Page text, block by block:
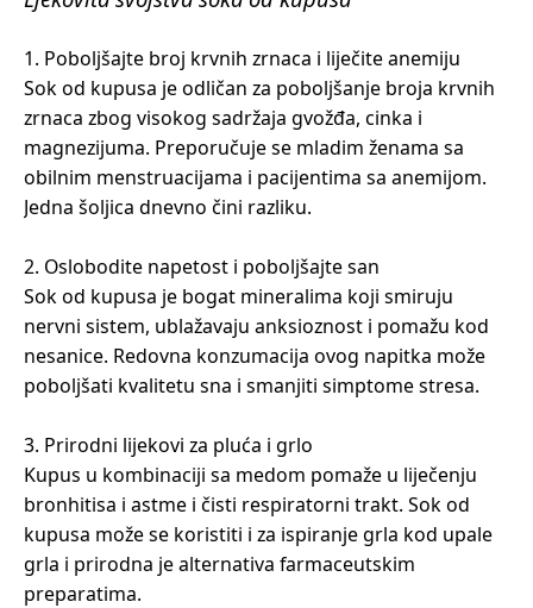
1. Poboljšajte broj krvnih zrnaca i liječite anemiju
Sok od kupusa je odličan za poboljšanje broja krvnih
zrnaca zbog visokog sadržaja gvožđa, cinka i
magnezijuma. Preporučuje se mladim ženama sa
obilnim menstruacijama i pacijentima sa anemijom.
Jedna šoljica dnevno čini razliku.
2. Oslobodite napetost i poboljšajte san
Sok od kupusa je bogat mineralima koji smiruju
nervni sistem, ublažavaju anksioznost i pomažu kod
nesanice. Redovna konzumacija ovog napitka može
poboljšati kvalitetu sna i smanjiti simptome stresa.
3. Prirodni lijekovi za pluća i grlo
Kupus u kombinaciji sa medom pomaže u liječenju
bronhitisa i astme i čisti respiratorni trakt. Sok od
kupusa može se koristiti i za ispiranje grla kod upale
grla i prirodna je alternativa farmaceutskim
preparatima.